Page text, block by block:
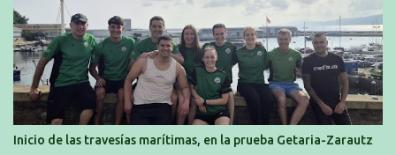
XXXVIII. Travesía a nado de Ondarroa y recorrió una distancia de 1600
metros en 28 minutos y 30 segundos. Al día siguiente, Manu Santos y su
compañero Asier Gorostegi participaron en la V. San Antón Bira. En esta
travesía se realiza un recorrido desde la playa de Gaztetape hasta la playa
de Malkorbe, pero debido al estado del mar de aquel día, la organización
decidió hacerlo en el interior de la bahía de la playa de Malkorbe. Así,
Asier completó el recorrido en 29 minutos y 30 segundos, c...
Inicio de las travesías marítimas, en la prueba Getaria-Zarautz